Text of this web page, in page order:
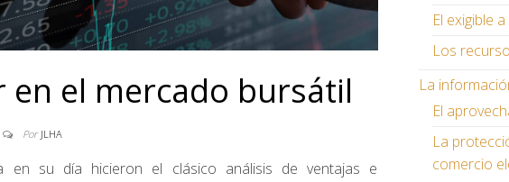
en el mercado bursátil
Por JLHA
en su día hicieron el clásico análisis de ventajas e
El exigible
Los
La
El
La
comercio